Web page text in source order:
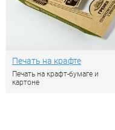
Печать на крафте
Печать на крафт-бумаге и
картоне